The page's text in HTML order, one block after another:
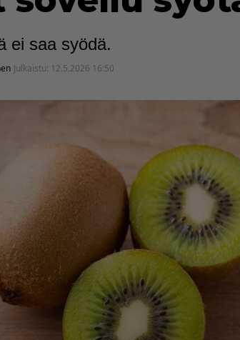
ei saa syödä.
Julkaistu: 12.5.2026 16:50